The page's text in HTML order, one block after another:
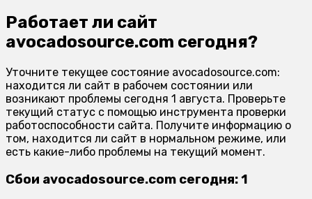
Работает ли сайт
avocadosource.com сегодня?
Уточните текущее состояние avocadosource.com:
находится ли сайт в рабочем состоянии или
возникают проблемы сегодня 1 августа. Проверьте
текущий статус с помощью инструмента проверки
работоспособности сайта. Получите информацию о
том, находится ли сайт в нормальном режиме, или
есть какие-либо проблемы на текущий момент.
Сбои avocadosource.com сегодня: 1